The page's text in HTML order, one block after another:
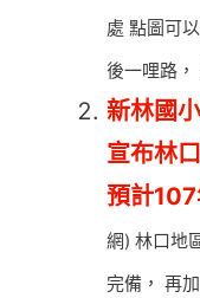
處 點圖可
後一哩路，
新林國
宣布林
預計
網) 林口地
完備， 再